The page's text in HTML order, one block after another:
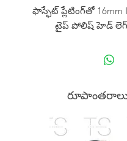
ఫాస్ఫేట్ ప్లేటింగ్‌తో 16mm
టైప్ పోలిష్ హెడ్ లెగ్